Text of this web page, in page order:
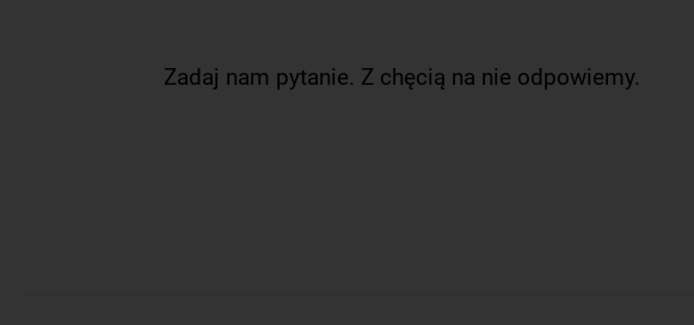
Zadaj nam pytanie. Z chęcią na nie odpowiemy.